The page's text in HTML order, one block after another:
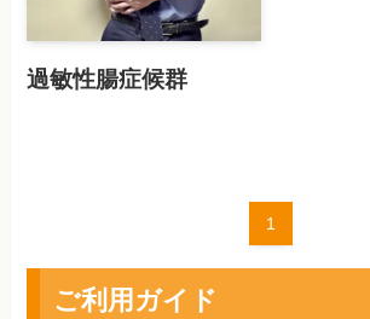
過敏性腸症候群
1
ご利用ガイド